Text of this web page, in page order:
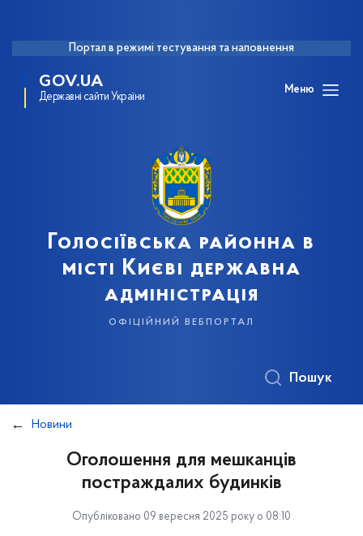
Портал в режимі тестування та наповнення
GOV.UA
Державні сайти України
Меню
Голосіївська районна в
місті Києві державна
адміністрація
офіційний вебпортал
Пошук
Новини
Оголошення для мешканців
постраждалих будинків
Опубліковано 09 вересня 2025 року о 08:10